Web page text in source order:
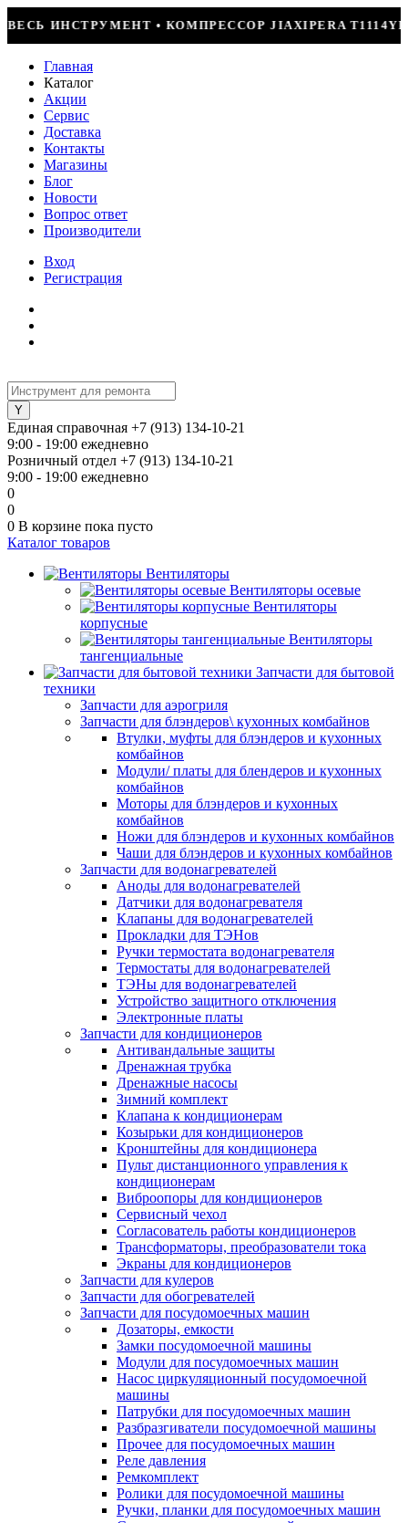
JIAXIPERA T1114YB, 170ВТ, R-600 = 2499Р
Главная
Каталог
Акции
Сервис
Доставка
Контакты
Магазины
Блог
Новости
Вопрос ответ
Производители
Вход
Регистрация
Единая справочная +7 (913) 134-10-21
9:00 - 19:00 ежедневно
Розничный отдел +7 (913) 134-10-21
9:00 - 19:00 ежедневно
0
0
0 В корзине пока пусто
Каталог товаров
Вентиляторы
Вентиляторы осевые
Вентиляторы
корпусные
Вентиляторы
тангенциальные
Запчасти для бытовой
техники
Запчасти для аэрогриля
Запчасти для блэндеров\ кухонных комбайнов
Втулки, муфты для блэндеров и кухонных
комбайнов
Модули/ платы для блендеров и кухонных
комбайнов
Моторы для блэндеров и кухонных
комбайнов
Ножи для блэндеров и кухонных комбайнов
Чаши для блэндеров и кухонных комбайнов
Запчасти для водонагревателей
Аноды для водонагревателей
Датчики для водонагревателя
Клапаны для водонагревателей
Прокладки для ТЭНов
Ручки термостата водонагревателя
Термостаты для водонагревателей
ТЭНы для водонагревателей
Устройство защитного отключения
Электронные платы
Запчасти для кондиционеров
Антивандальные защиты
Дренажная трубка
Дренажные насосы
Зимний комплект
Клапана к кондиционерам
Козырьки для кондиционеров
Кронштейны для кондиционера
Пульт дистанционного управления к
кондиционерам
Виброопоры для кондиционеров
Сервисный чехол
Согласователь работы кондиционеров
Трансформаторы, преобразователи тока
Экраны для кондиционеров
Запчасти для кулеров
Запчасти для обогревателей
Запчасти для посудомоечных машин
Дозаторы, емкости
Замки посудомоечной машины
Модули для посудомоечных машин
Насос циркуляционный посудомоечной
машины
Патрубки для посудомоечных машин
Разбразгиватели посудомоечной машины
Прочее для посудомоечных машин
Реле давления
Ремкомплект
Ролики для посудомоечной машины
Ручки, планки для посудомоечных машин